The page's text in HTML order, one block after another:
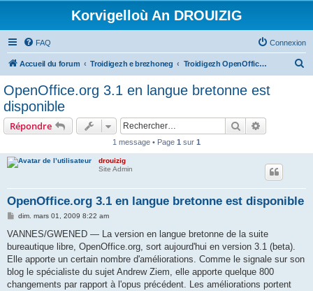
Korvigelloù An DROUIZIG
FAQ Connexion
Accueil du forum Troidigezh e brezhoneg Troidigezh OpenOffice.org e brezhoneg (1.1.x, 2.x ha 3.x)
OpenOffice.org 3.1 en langue bretonne est
disponible
Répondre Rechercher
1 message • Page 1 sur 1
drouizig
Site Admin
OpenOffice.org 3.1 en langue bretonne est disponible
M
s
a
g
dim. mars 01, 2009 8:22 am
VANNES/GWENED — La version en langue bretonne de la suite
bureautique libre, OpenOffice.org, sort aujourd'hui en version 3.1 (beta).
Elle apporte un certain nombre d'améliorations. Comme le signale sur son
blog le spécialiste du sujet Andrew Ziem, elle apporte quelque 800
changements par rapport à l'opus précédent. Les améliorations portent